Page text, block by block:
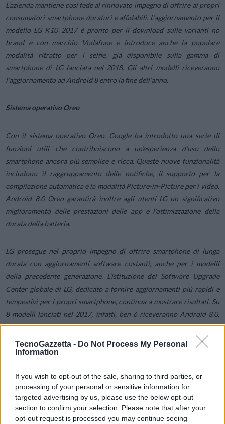
TecnoGazzetta - Do Not Process My Personal
Information
If you wish to opt-out of the sale, sharing to third parties, or
processing of your personal or sensitive information for
targeted advertising by us, please use the below opt-out
section to confirm your selection. Please note that after your
opt-out request is processed you may continue seeing
L’azienda mantiene così fede al rinnovato impegno di offrire ai propri
consumatori smartphone duraturi e affidabili. L’aggiornamento per il
modello LG K10 2017 è pronto per il download sulle varianti no
brand e con marchio Vodafone e introduce anche la popolare
modalità ritratto per i selfie, già disponibile sulla gamma di
smartphone di LG lanciata nel 2018. Gli altri modelli riceveranno
l’aggiornamento ad Android 8 entro la fine dell’anno.
Sistema operativo Oreo
Con il sistema operativo Oreo, Google ha introdotto una serie di
funzioni utili che contribuiscono a un’esperienza d’uso dello
smartphone ancora più semplice e ricca. Queste nuove funzionalità
includono il raggruppamento delle notifiche, il supporto per la
compilazione automatica e la modalità Picture-in-Picture per i video.
Android 8.0 Oreo garantirà inoltre agli utenti LG un significativo
miglioramento delle prestazioni delle app e l’ottimizzazione della
durata della batteria.
LG prosegue nel proprio impegno di offrire smartphone di lunga
durata con aggiornamenti software costanti, anche per i modelli
della precedente generazione. L’istituzione del Software Upgrade
Center globale di LG, dedicato a fornire aggiornamenti più rapidi e
tempestivi per i propri smartphone, continua a mostrare risultati. Su
8 modelli lanciati nel 2017, infatti, ben 6 riceveranno Android 8.0.
Nel corso di quest’anno l’azienda aveva già aggiornato anche un’altra
serie di smartphone, che includeva LG V30 ThinQ, LG G6 e LG Q6.
fasce di prezzo, ma si impegna inoltre a fornire agli utenti dispositivi
regolarmente aggiornati con il sistema operativo più recente e
funzionalità utili”, ha dichiarato David Draghi, Mobile
Communication Director di LG Electronics Italia. “L’assistenza post-